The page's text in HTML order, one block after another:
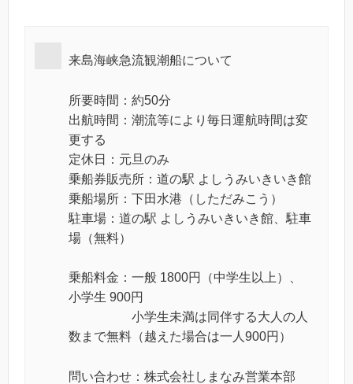
来島海峡急流観潮船について
所要時間：約50分
出航時間：潮流等により毎日運航時間は変
更する
定休日：元旦のみ
乗船券販売所：道の駅 よしうみいきいき館
乗船場所：下田水港（しただみこう）
駐車場：道の駅 よしうみいきいき館、駐車
場（無料）
乗船料金：一般 1800円（中学生以上）、
小学生 900円
小学生未満は同伴する大人の人
数まで無料（越えた場合は一人900円）
問い合わせ：株式会社しまなみ営業本部